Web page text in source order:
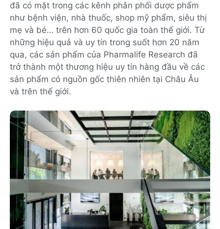
đã có mặt trong các kênh phân phối dược phẩm
như bệnh viện, nhà thuốc, shop mỹ phẩm, siêu thị
mẹ và bé… trên hơn 60 quốc gia toàn thế giới. Từ
những hiệu quả và uy tín trong suốt hơn 20 năm
qua, các sản phẩm của Pharmalife Research đã
trở thành một thương hiệu uy tín hàng đầu về các
sản phẩm có nguồn gốc thiên nhiên tại Châu Âu
và trên thế giới.